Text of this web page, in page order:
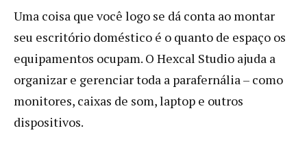
Uma coisa que você logo se dá conta ao montar
seu escritório doméstico é o quanto de espaço os
equipamentos ocupam. O Hexcal Studio ajuda a
organizar e gerenciar toda a parafernália – como
monitores, caixas de som, laptop e outros
dispositivos.